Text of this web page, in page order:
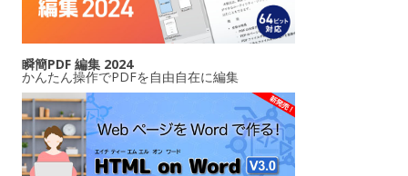
瞬簡PDF 編集 2024
かんたん操作でPDFを自由自在に編集